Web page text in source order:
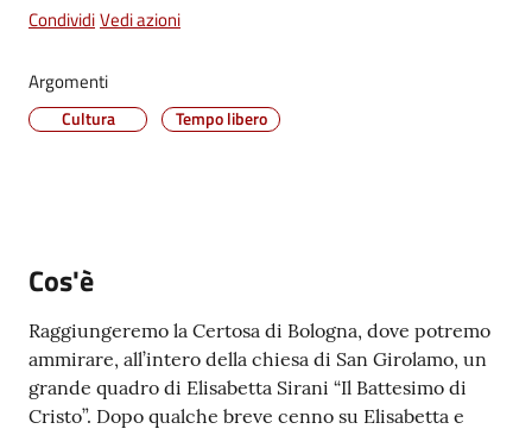
Menu selezionato
Amministrazione
Tutti
gli
argomenti...
CondividiVedi azioni
Argomenti
Cultura Tempo libero
Cos'è
Raggiungeremo la Certosa di Bologna, dove potremo
ammirare, all’intero della chiesa di San Girolamo, un
grande quadro di Elisabetta Sirani “Il Battesimo di
Cristo”. Dopo qualche breve cenno su Elisabetta e